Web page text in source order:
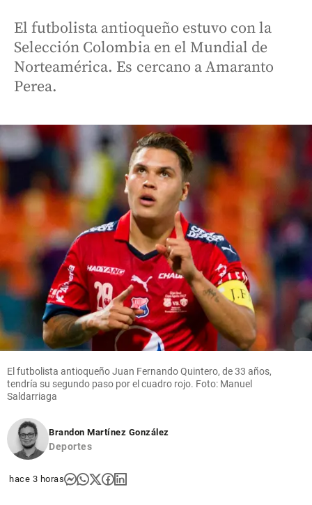
El futbolista antioqueño estuvo con la
Selección Colombia en el Mundial de
Norteamérica. Es cercano a Amaranto
Perea.
El futbolista antioqueño Juan Fernando Quintero, de 33 años,
tendría su segundo paso por el cuadro rojo. Foto: Manuel
Saldarriaga
Brandon Martínez González
Deportes
hace 3 horas